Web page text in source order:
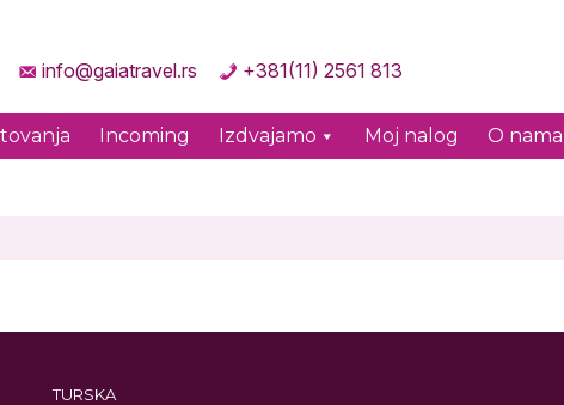
info@gaiatravel.rs +381(11) 2561 813
Incoming Izdvajamo Moj nalog O nama
TURSKA